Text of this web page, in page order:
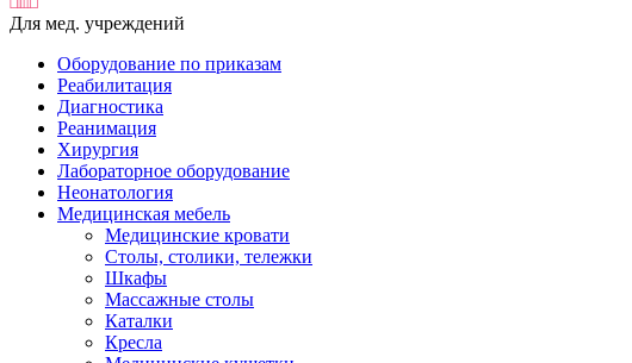
Для мед. учреждений
Оборудование по приказам
Реабилитация
Диагностика
Реанимация
Хирургия
Лабораторное оборудование
Неонатология
Медицинская мебель
Медицинские кровати
Столы, столики, тележки
Шкафы
Массажные столы
Каталки
Кресла